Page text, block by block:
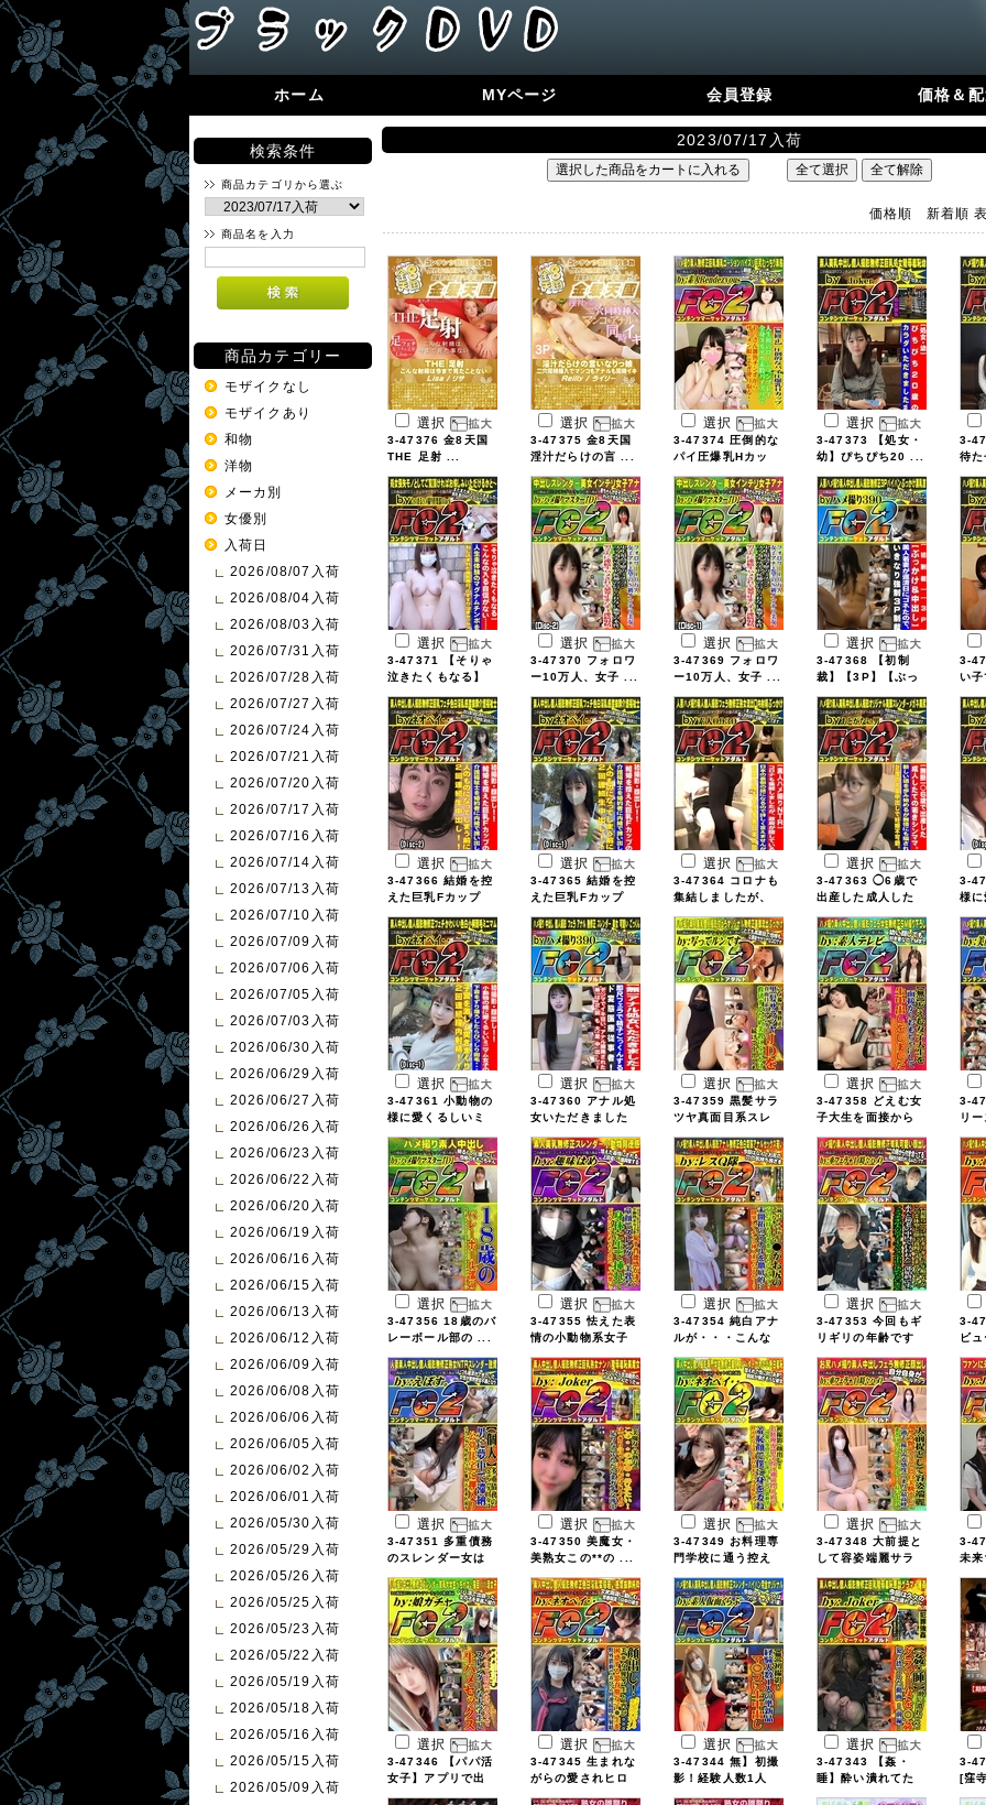
ホーム MYページ 会員登録 価格＆
検索条件
商品カテゴリから選ぶ
商品名を入力
商品カテゴリー
モザイクなし
モザイクあり
和物
洋物
メーカ別
女優別
入荷日
2026/08/07入荷
2026/08/04入荷
2026/08/03入荷
2026/07/31入荷
2026/07/28入荷
2026/07/27入荷
2026/07/24入荷
2026/07/21入荷
2026/07/20入荷
2026/07/17入荷
2026/07/16入荷
2026/07/14入荷
2026/07/13入荷
2026/07/10入荷
2026/07/09入荷
2026/07/06入荷
2026/07/05入荷
2026/07/03入荷
2026/06/30入荷
2026/06/29入荷
2026/06/27入荷
2026/06/26入荷
2026/06/23入荷
2026/06/22入荷
2026/06/20入荷
2026/06/19入荷
2026/06/16入荷
2026/06/15入荷
2026/06/13入荷
2026/06/12入荷
2026/06/09入荷
2026/06/08入荷
2026/06/06入荷
2026/06/05入荷
2026/06/02入荷
2026/06/01入荷
2026/05/30入荷
2026/05/29入荷
2026/05/26入荷
2026/05/25入荷
2026/05/23入荷
2026/05/22入荷
2026/05/19入荷
2026/05/18入荷
2026/05/16入荷
2026/05/15入荷
2026/05/09入荷
2023/07/17入荷
価格順 新着順
選択
3-47376 金8天国
THE 足射 ...
選択
3-47375 金8天国
淫汁だらけの言 ...
選択
3-47374 圧倒的な
パイ圧爆乳Hカッ
選択
3-47373 【処女・
幼】ぴちぴち20 ...
3-
待
選択
3-47371 【そりゃ
泣きたくもなる】
選択
3-47370 フォロワ
ー10万人、女子 ...
選択
3-47369 フォロワ
ー10万人、女子 ...
選択
3-47368 【初制
裁】【3P】【ぶっ
3-
い
選択
3-47366 結婚を控
えた巨乳Fカップ
選択
3-47365 結婚を控
えた巨乳Fカップ
選択
3-47364 コロナも
集結しましたが、
選択
3-47363 ◯6歳で
出産した成人した
3-
様
選択
3-47361 小動物の
様に愛くるしいミ
選択
3-47360 アナル処
女いただきました
選択
3-47359 黒髪サラ
ツヤ真面目系スレ
選択
3-47358 どえむ女
子大生を面接から
3-
リ
選択
3-47356 18歳のバ
レーボール部の ...
選択
3-47355 怯えた表
情の小動物系女子
選択
3-47354 純白アナ
ルが・・・こんな
選択
3-47353 今回もギ
リギリの年齢です
3-
ビ
選択
3-47351 多重債務
のスレンダー女は
選択
3-47350 美魔女・
美熟女この**の ...
選択
3-47349 お料理専
門学校に通う控え
選択
3-47348 大前提と
して容姿端麗サラ
3-
未
選択
3-47346 【パパ活
女子】アプリで出
選択
3-47345 生まれな
がらの愛されヒロ
選択
3-47344 無】初撮
影！経験人数1人
選択
3-47343 【姦・
睡】酔い潰れてた
3-
[窪